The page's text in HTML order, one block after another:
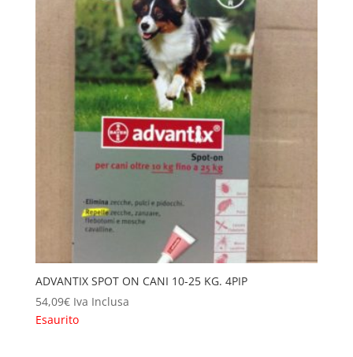
ADVANTIX SPOT ON CANI 10-25 KG. 4PIP
54,09€ Iva Inclusa
Esaurito